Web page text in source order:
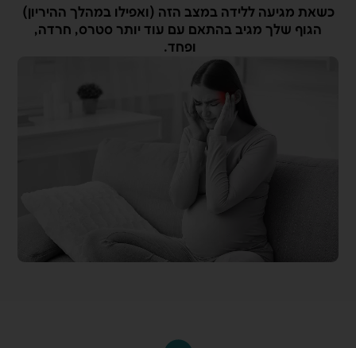
כשאת מגיעה ללידה במצב הזה (ואפילו במהלך ההיריון)
הגוף שלך מגיב בהתאם עם עוד יותר סטרס, חרדה,
ופחד.